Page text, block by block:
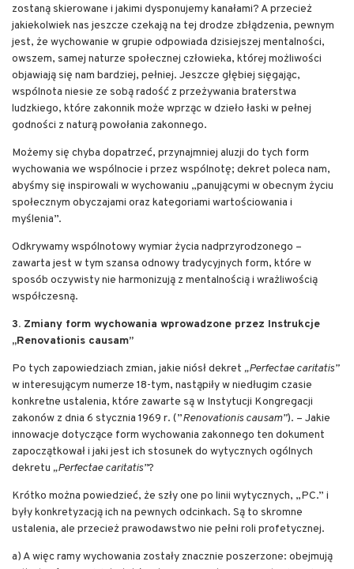
zostaną skierowane i jakimi dysponujemy kanałami? A przecież
jakiekolwiek nas jeszcze czekają na tej drodze zbłądzenia, pewnym
jest, że wychowanie w grupie odpowiada dzisiejszej mentalności,
owszem, samej naturze społecznej człowieka, której możliwości
objawiają się nam bardziej, pełniej. Jeszcze głębiej sięgając,
wspólnota niesie ze sobą radość z przeżywania braterstwa
ludzkiego, które zakonnik może wprząc w dzieło łaski w pełnej
godności z naturą powołania zakonnego.
Możemy się chyba dopatrzeć, przynajmniej aluzji do tych form
wychowania we wspólnocie i przez wspólnotę; dekret poleca nam,
abyśmy się inspirowali w wychowaniu „panującymi w obecnym życiu
społecznym obyczajami oraz kategoriami wartościowania i
myślenia”.
Odkrywamy wspólnotowy wymiar życia nadprzyrodzonego –
zawarta jest w tym szansa odnowy tradycyjnych form, które w
sposób oczywisty nie harmonizują z mentalnością i wrażliwością
współczesną.
3. Zmiany form wychowania wprowadzone przez Instrukcje
„Renovationis causam”
Po tych zapowiedziach zmian, jakie niósł dekret „Perfectae caritatis”
w interesującym numerze 18-tym, nastąpiły w niedługim czasie
konkretne ustalenia, które zawarte są w Instytucji Kongregacji
zakonów z dnia 6 stycznia 1969 r. (”Renovationis causam”). – Jakie
innowacje dotyczące form wychowania zakonnego ten dokument
zapoczątkował i jaki jest ich stosunek do wytycznych ogólnych
dekretu „Perfectae caritatis”?
Krótko można powiedzieć, że szły one po linii wytycznych, „PC.” i
były konkretyzacją ich na pewnych odcinkach. Są to skromne
ustalenia, ale przecież prawodawstwo nie pełni roli profetycznej.
a) A więc ramy wychowania zostały znacznie poszerzone: obejmują